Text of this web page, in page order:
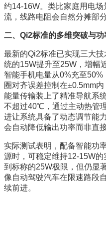
约14-16W。类比家庭用电
流，线路电阻会自然分摊部分
二、Qi2标准的多维突破与功
最新的Qi2标准已实现三大
统的15W提升至25W，增幅
智能手机电量从0%充至
圈对齐误差控制在±0.5mm
能量传输装上了精准导航系
不超过40℃，通过主动热管
进让系统具备了动态调节能
会自动降低输出功率而非直
实际测试表明，配备智能功
源时，可稳定维持12-15W
到标称的25W极限，但仍显
像自动驾驶汽车在限速路段
续前进。